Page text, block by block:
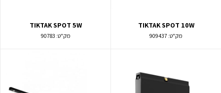
TIKTAK SPOT 10W
מק"ט: 909437
TIKTAK SPOT 5W
מק"ט: 90783